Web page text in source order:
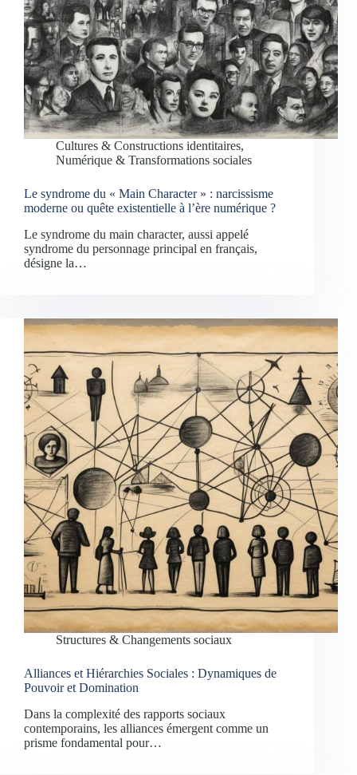
Cultures & Constructions identitaires,
Numérique & Transformations sociales
Le syndrome du « Main Character » : narcissisme
moderne ou quête existentielle à l’ère numérique ?
Le syndrome du main character, aussi appelé
syndrome du personnage principal en français,
désigne la…
Structures & Changements sociaux
Alliances et Hiérarchies Sociales : Dynamiques de
Pouvoir et Domination
Dans la complexité des rapports sociaux
contemporains, les alliances émergent comme un
prisme fondamental pour…